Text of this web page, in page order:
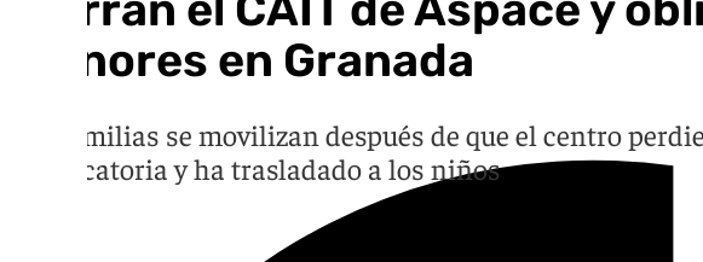
menores en Granada
Las familias se movilizan después de que el centro
convocatoria y ha trasladado a los niños